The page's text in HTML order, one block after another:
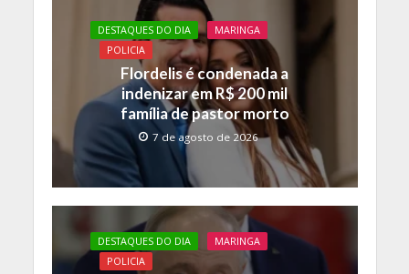
o
o
A
p
p
Li
n
k
DESTAQUES DO DIA
MARINGA
POLICIA
Flordelis é condenada a
indenizar em R$ 200 mil
família de pastor morto
7 de agosto de 2026
DESTAQUES DO DIA
MARINGA
POLICIA